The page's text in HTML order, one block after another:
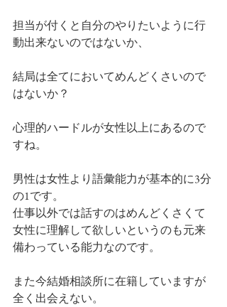
担当が付くと自分のやりたいように行
動出来ないのではないか、
結局は全てにおいてめんどくさいので
はないか？
心理的ハードルが女性以上にあるので
すね。
男性は女性より語彙能力が基本的に3分
の1です。
仕事以外では話すのはめんどくさくて
女性に理解して欲しいというのも元来
備わっている能力なのです。
また今結婚相談所に在籍していますが
全く出会えない。